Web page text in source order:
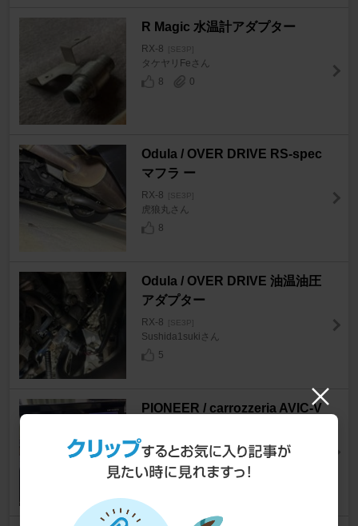
R Magic 水温計アダプター
RX-8 [SE3P]
タケヤリFeさん
8
0
Odula / OVER DRIVE RS-spec
マフラ ー
RX-8 [SE3P]
虎狼丸さん
8
Odula / OVER DRIVE 油温油圧
アダプター
RX-8 [SE3P]
Sushida1sukiさん
5
PIONEER / carrozzeria AVIC-V
RX-8 [SE3P]
Sushida1sukiさん
7